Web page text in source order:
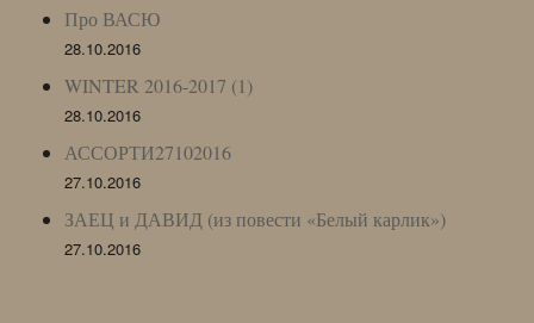
Про ВАСЮ
28.10.2016
WINTER 2016-2017 (1)
28.10.2016
АССОРТИ27102016
27.10.2016
ЗАЕЦ и ДАВИД (из повести «Белый карлик»)
27.10.2016